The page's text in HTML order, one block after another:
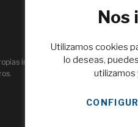
instalaciones. Sin
Tiempo
Nos
Utilizamos cookies
lo deseas,
utilizamos